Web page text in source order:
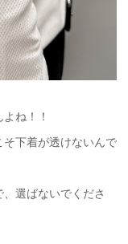
ね！！
そ下着が透けないんで
選ばないでくださ